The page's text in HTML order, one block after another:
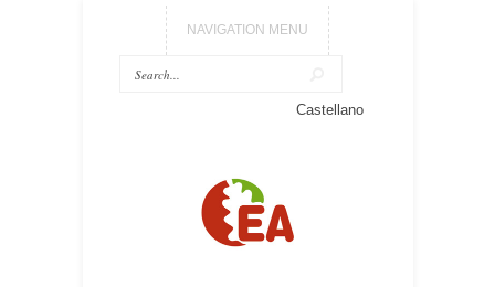
NAVIGATION MENU
Castellano